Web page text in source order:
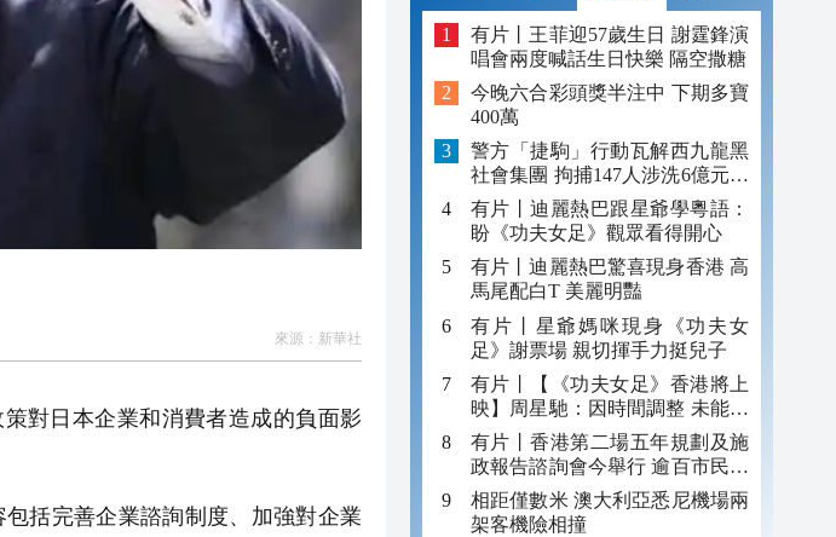
來源： 新華社
對日本企業和消費者造成的負面影
括完善企業諮詢制度、加強對企業
有片丨王菲迎57歲生日 謝霆鋒演
唱會兩度喊話生日快樂 隔空撒糖
今晚六合彩頭獎半注中 下期多寶
400萬
警方「捷駒」行動瓦解西九龍黑
社會集團 拘捕147人涉洗6億元黑
錢
有片丨迪麗熱巴跟星爺學粵語：
盼《功夫女足》觀眾看得開心
有片丨迪麗熱巴驚喜現身香港 高
馬尾配白T 美麗明豔
有片丨星爺媽咪現身《功夫女
足》謝票場 親切揮手力挺兒子
有片丨【《功夫女足》香港將上
映】周星馳：因時間調整 未能製
作粵語版 對此深表遺憾
有片丨香港第二場五年規劃及施
政報告諮詢會今舉行 逾百市民出
席
相距僅數米 澳大利亞悉尼機場兩
架客機險相撞